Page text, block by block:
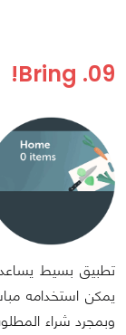
09. Bring!
تطبيق بسيط
يمكن استخدامه
وبمجرد شراء